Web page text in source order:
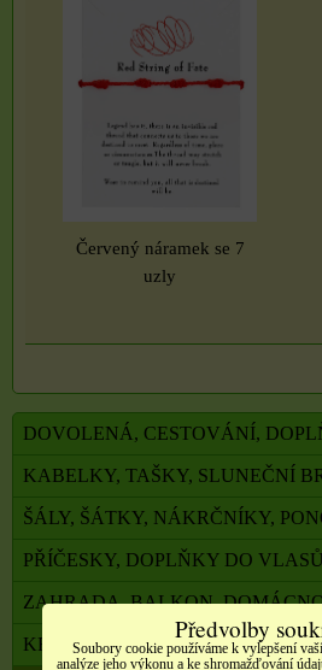
Červený náramek se 7
uzly
DOVOLENÁ, CESTOVÁNÍ,
KABELKY, TAŠKY, SLUNEČNÍ
ŠÁLY, ŠÁTKY, NÁKRČNÍKY,
PŘÍČESKY, DOPLŇKY DO VLASŮ
ZAHRADA, BALKON,
KRÁSA A ZDRAVÍ
Předvolby
Soubory cookie používáme k vylepšení
analýze jeho výkonu a ke shromažďování